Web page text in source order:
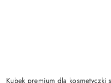
Kubek premium dla kosmetyczki